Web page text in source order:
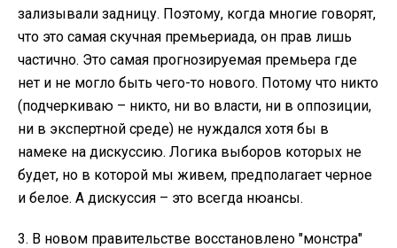
зализывали задницу. Поэтому, когда многие говорят,
что это самая скучная премьериада, он прав лишь
частично. Это самая прогнозируемая премьера где
нет и не могло быть чего-то нового. Потому что никто
(подчеркиваю – никто, ни во власти, ни в оппозиции,
ни в экспертной среде) не нуждался хотя бы в
намеке на дискуссию. Логика выборов которых не
будет, но в которой мы живем, предполагает черное
и белое. А дискуссия – это всегда нюансы.
3. В новом правительстве восстановлено "монстра"